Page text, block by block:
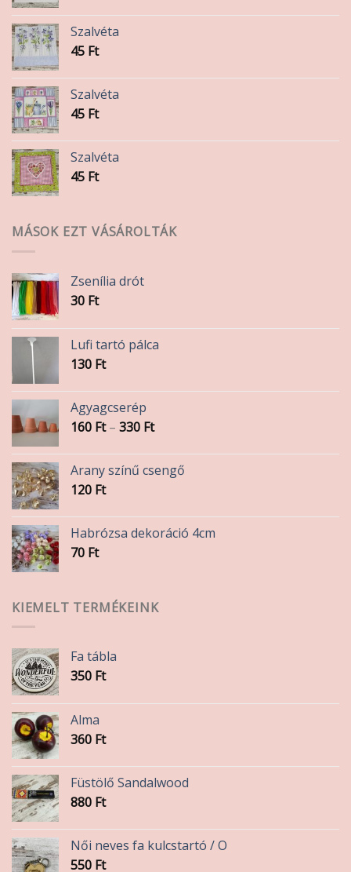
Szalvéta
45 Ft
Szalvéta
45 Ft
Szalvéta
45 Ft
MÁSOK EZT VÁSÁROLTÁK
Zsenília drót
30 Ft
Lufi tartó pálca
130 Ft
Agyagcserép
160 Ft – 330 FtÁrtartomány:
-
330 Ft
Arany színű csengő
120 Ft
Habrózsa dekoráció 4cm
70 Ft
KIEMELT TERMÉKEINK
Fa tábla
350 Ft
Alma
360 Ft
Füstölő Sandalwood
880 Ft
Női neves fa kulcstartó / O
550 Ft